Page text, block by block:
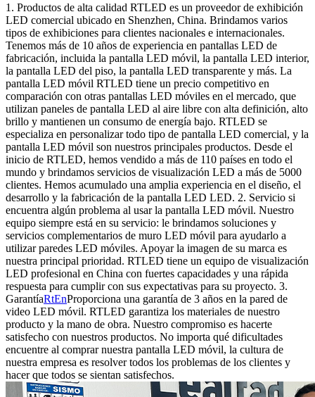
1. Productos de alta calidad RTLED es un proveedor de exhibición
LED comercial ubicado en Shenzhen, China. Brindamos varios
tipos de exhibiciones para clientes nacionales e internacionales.
Tenemos más de 10 años de experiencia en pantallas LED de
fabricación, incluida la pantalla LED móvil, la pantalla LED interior,
la pantalla LED del piso, la pantalla LED transparente y más. La
pantalla LED móvil RTLED tiene un precio competitivo en
comparación con otras pantallas LED móviles en el mercado, que
utilizan paneles de pantalla LED al aire libre con alta definición, alto
brillo y mantienen un consumo de energía bajo. RTLED se
especializa en personalizar todo tipo de pantalla LED comercial, y la
pantalla LED móvil son nuestros principales productos. Desde el
inicio de RTLED, hemos vendido a más de 110 países en todo el
mundo y brindamos servicios de visualización LED a más de 5000
clientes. Hemos acumulado una amplia experiencia en el diseño, el
desarrollo y la fabricación de la pantalla LED LED. 2. Servicio si
encuentra algún problema al usar la pantalla LED móvil. Nuestro
equipo siempre está en su servicio: le brindamos soluciones y
servicios complementarios de muro LED móvil para ayudarlo a
utilizar paredes LED móviles. Apoyar la imagen de su marca es
nuestra principal prioridad. RTLED tiene un equipo de visualización
LED profesional en China con fuertes capacidades y una rápida
respuesta para cumplir con sus expectativas para su proyecto. 3.
GarantíaRtEnProporciona una garantía de 3 años en la pared de
video LED móvil. RTLED garantiza los materiales de nuestro
producto y la mano de obra. Nuestro compromiso es hacerte
satisfecho con nuestros productos. No importa qué dificultades
encuentre al comprar nuestra pantalla LED móvil, la cultura de
nuestra empresa es resolver todos los problemas de los clientes y
hacer que todos se sientan satisfechos.